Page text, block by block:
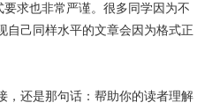
求也非常严谨。很多同学因为不
自己同样水平的文章会因为格式正
，还是那句话：帮助你的读者理解